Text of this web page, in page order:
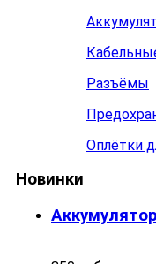
Разъёмы
Оплётки
Новинки